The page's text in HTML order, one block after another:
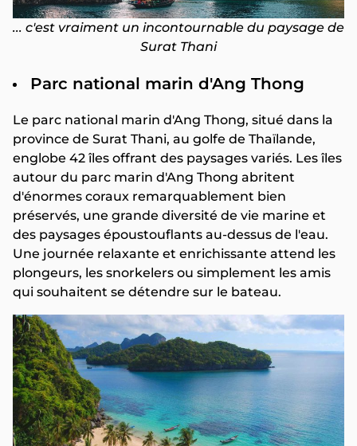
... c'est vraiment un incontournable du paysage de
Surat Thani
Parc national marin d'Ang Thong
Le parc national marin d'Ang Thong, situé dans la
province de Surat Thani, au golfe de Thaïlande,
englobe 42 îles offrant des paysages variés. Les îles
autour du parc marin d'Ang Thong abritent
d'énormes coraux remarquablement bien
préservés, une grande diversité de vie marine et
des paysages époustouflants au-dessus de l'eau.
Une journée relaxante et enrichissante attend les
plongeurs, les snorkelers ou simplement les amis
qui souhaitent se détendre sur le bateau.